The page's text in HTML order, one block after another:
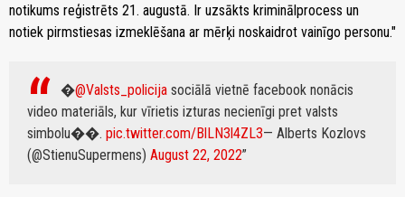
notikums reģistrēts 21. augustā. Ir uzsākts kriminālprocess un
notiek pirmstiesas izmeklēšana ar mērķi noskaidrot vainīgo personu."
�@Valsts_policija sociālā vietnē facebook nonācis
video materiāls, kur vīrietis izturas necienīgi pret valsts
simbolu��. pic.twitter.com/BlLN3l4ZL3— Alberts Kozlovs
(@StienuSupermens) August 22, 2022